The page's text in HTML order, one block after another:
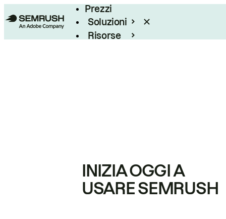
Prezzi
Soluzioni
Risorse
INIZIA OGGI A
USARE SEMRUSH